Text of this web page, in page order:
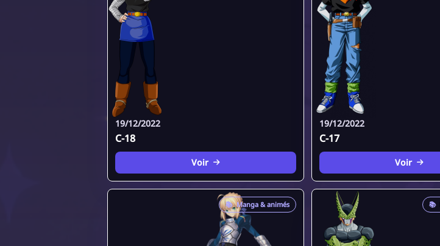
19/12/2022
C-18
Voir
19/12/2022
C-17
Voir
📚 Manga & animés 📚